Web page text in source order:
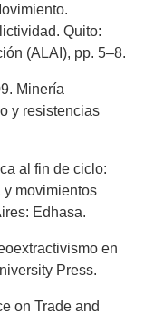
Quito:
(ALAI), pp. 5–8.
Minería
y resistencias
al fin de ciclo:
y movimientos
Edhasa.
en
Press.
on Trade and